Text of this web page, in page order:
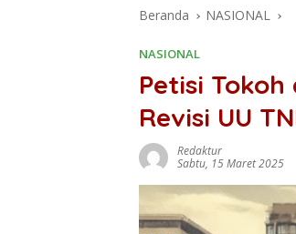
Beranda NASIONAL
NASIONAL
Petisi
Revisi UU
Redaktur
Sabtu, 15 Maret 2025